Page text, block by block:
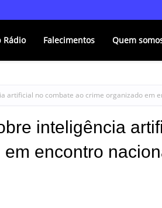
Rádio Falecimentos Quem
artificial no combate ao crime organizado em
inteligência
encontro